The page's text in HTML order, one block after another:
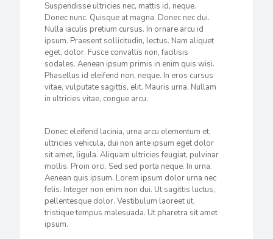
Suspendisse ultricies nec, mattis id, neque.
Donec nunc. Quisque at magna. Donec nec dui.
Nulla iaculis pretium cursus. In ornare arcu id
ipsum. Praesent sollicitudin, lectus. Nam aliquet
eget, dolor. Fusce convallis non, facilisis
sodales. Aenean ipsum primis in enim quis wisi.
Phasellus id eleifend non, neque. In eros cursus
vitae, vulputate sagittis, elit. Mauris urna. Nullam
in ultricies vitae, congue arcu.
Donec eleifend lacinia, urna arcu elementum et,
ultricies vehicula, dui non ante ipsum eget dolor
sit amet, ligula. Aliquam ultricies feugiat, pulvinar
mollis. Proin orci. Sed sed porta neque. In urna.
Aenean quis ipsum. Lorem ipsum dolor urna nec
felis. Integer non enim non dui. Ut sagittis luctus,
pellentesque dolor. Vestibulum laoreet ut,
tristique tempus malesuada. Ut pharetra sit amet
ipsum.